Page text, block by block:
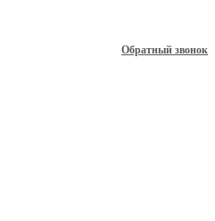
Обратный звонок